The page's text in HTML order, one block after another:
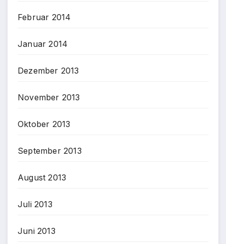
Februar 2014
Januar 2014
Dezember 2013
November 2013
Oktober 2013
September 2013
August 2013
Juli 2013
Juni 2013